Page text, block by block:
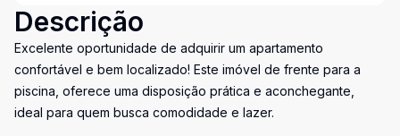
Descrição
Excelente oportunidade de adquirir um apartamento
confortável e bem localizado! Este imóvel de frente para a
piscina, oferece uma disposição prática e aconchegante,
ideal para quem busca comodidade e lazer.